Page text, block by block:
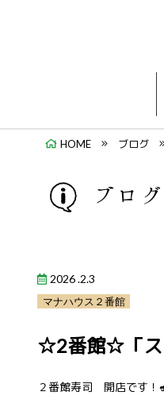
HOME ブログ
ブログ
2026 .2.3
マナハウス２番館
☆2番館☆「ス
２番館寿司 開店です！